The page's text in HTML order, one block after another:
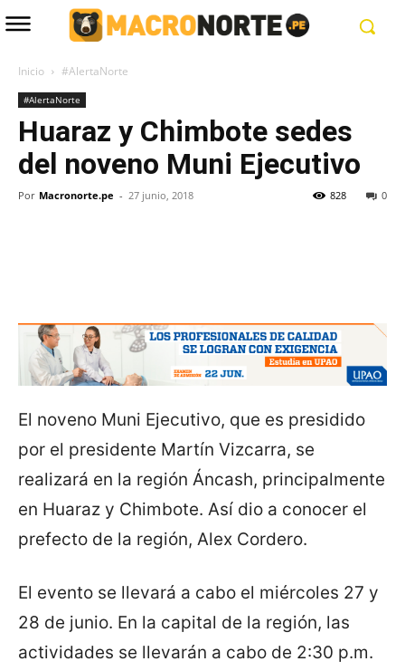
Inicio #AlertaNorte
#AlertaNorte
Huaraz y Chimbote sedes
del noveno Muni Ejecutivo
Por Macronorte.pe - 27 junio, 2018 0
828
El noveno Muni Ejecutivo, que es presidido
por el presidente Martín Vizcarra, se
realizará en la región Áncash, principalmente
en Huaraz y Chimbote. Así dio a conocer el
prefecto de la región, Alex Cordero.
El evento se llevará a cabo el miércoles 27 y
28 de junio. En la capital de la región, las
actividades se llevarán a cabo de 2:30 p.m.